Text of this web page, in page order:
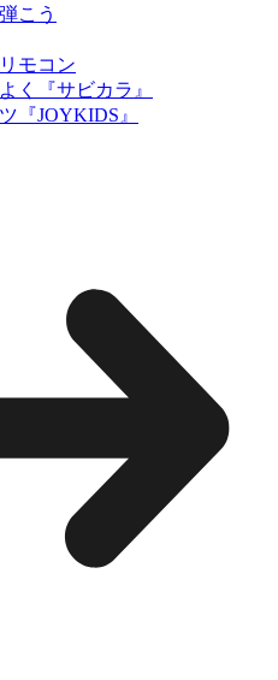
こう
モコン
く『サビカラ』
『JOYKIDS』